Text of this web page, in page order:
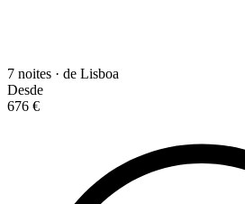
7 noites · de Lisboa
Desde
676 €